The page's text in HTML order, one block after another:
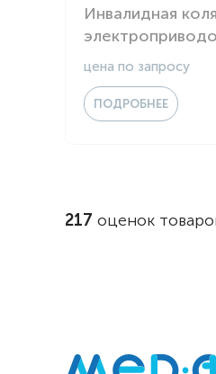
Инвалидная
цена по запросу
ПОДРОБНЕЕ
217 оценок